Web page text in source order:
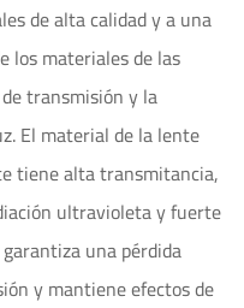
de alta calidad y a una
los materiales de las
transmisión y la
El material de la lente
tiene alta transmitancia,
ultravioleta y fuerte
una pérdida
y mantiene efectos de